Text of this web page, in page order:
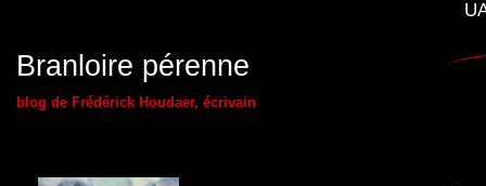
Branloire pérenne
blog de Frédérick Houdaer, écrivain